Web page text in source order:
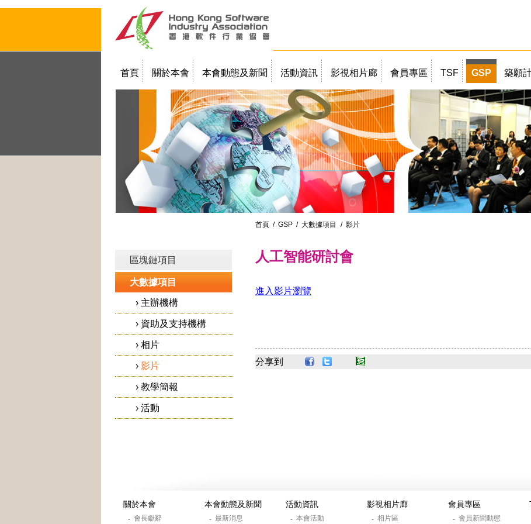
首頁 關於本會 本會動態及新聞 活動資訊 影視相片廊 會員專區 TSF GSP 築願
教學簡報
首頁/ GSP/ 大數據項目 / 影片
區塊鏈項目
大數據項目
› 主辦機構
› 資助及支持機構
› 相片
› 影片
› 教學簡報
› 活動
人工智能研討會
進入影片瀏覽
分享到
關於本會
- 會長獻辭
本會動態及新聞
- 最新消息
活動資訊
- 本會活動
影視相片廊
- 相片區
會員專區
- 會員新聞動態